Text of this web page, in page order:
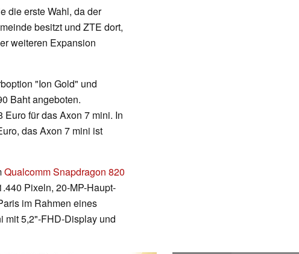
die erste Wahl, da der
besitzt und ZTE dort,
weiteren Expansion
"Ion Gold" und
Baht angeboten.
für das Axon 7 mini. In
das Axon 7 mini ist
Qualcomm Snapdragon 820
Pixeln, 20-MP-Haupt-
im Rahmen eines
mit 5,2"-FHD-Display und